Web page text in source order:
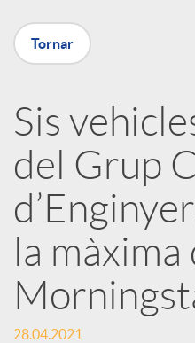
X
r
x
e
s
Tornar
Sis
del Grup
la
28.04.2021